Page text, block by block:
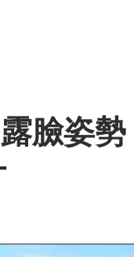
臉姿